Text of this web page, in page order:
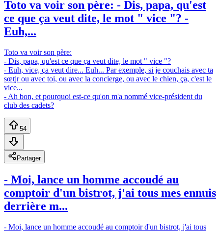
Toto va voir son père: - Dis, papa, qu'est
ce que ça veut dite, le mot " vice "? -
Euh,...
Toto va voir son père:
- Dis, papa, qu'est ce que ça veut dite, le mot " vice "?
- Euh, vice, ça veut dire... Euh... Par exemple, si je couchais avec ta
sœtjr ou avec toi, ou avec la concierge, ou avec le chien, ça, c'est le
vice...
- Ah bon, et pourquoi est-ce qu'on m'a nommé vice-président du
club des cadets?
54
Partager
- Moi, lance un homme accoudé au
comptoir d'un bistrot, j'ai tous mes ennuis
derrière m...
- Moi, lance un homme accoudé au comptoir d'un bistrot, j'ai tous